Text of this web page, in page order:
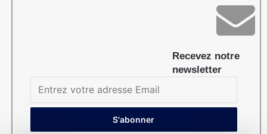
Recevez notre
newsletter